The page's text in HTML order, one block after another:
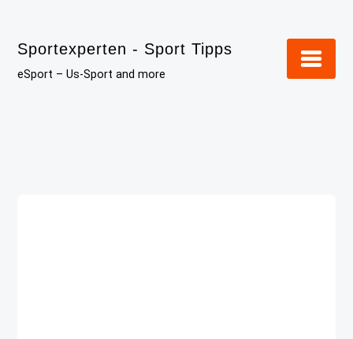
content
Sportexperten - Sport Tipps
eSport – Us-Sport and more